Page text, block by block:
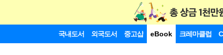
국내도서 외국도서 중고샵 eBook 크레마클럽